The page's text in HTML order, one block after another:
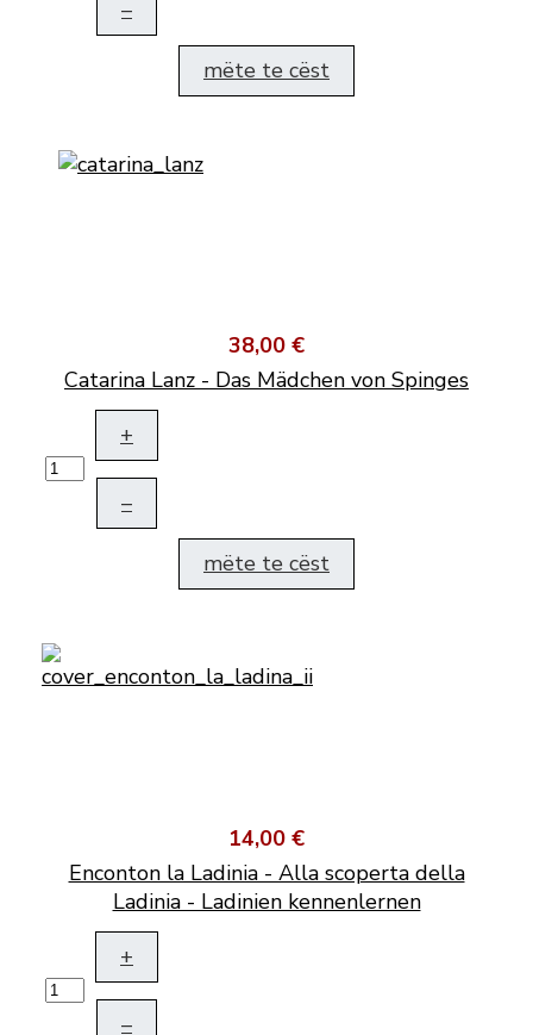
–
mëte te cëst
38,00 €
Catarina Lanz - Das Mädchen von Spinges
+
–
mëte te cëst
14,00 €
Enconton la Ladinia - Alla scoperta della
Ladinia - Ladinien kennenlernen
+
–